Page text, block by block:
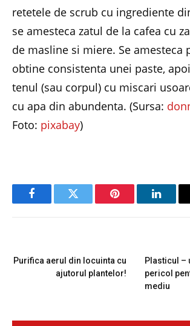
retetele de scrub cu ingrediente
se amesteca zatul de la cafea cu
de masline si miere. Se amesteca
obtine consistenta unei paste,
tenul (sau corpul) cu miscari
cu apa din abundenta. (Sursa:
Foto: pixabay)
FacebookTwitter Pinterest
Purifica aerul din locuinta cu
ajutorul plantelor!
Plasticul –
pericol
mediu